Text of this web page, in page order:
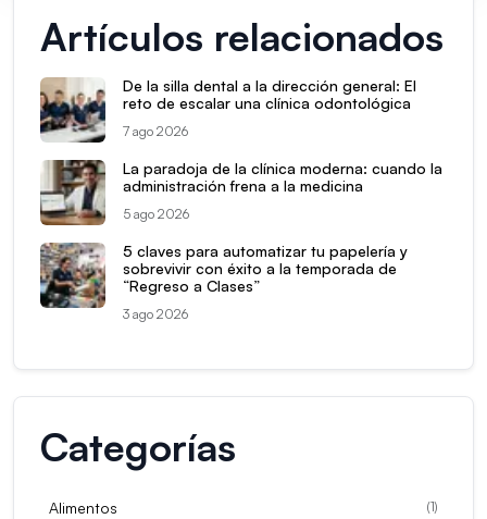
Artículos relacionados
De la silla dental a la dirección general: El
reto de escalar una clínica odontológica
7 ago 2026
La paradoja de la clínica moderna: cuando la
administración frena a la medicina
5 ago 2026
5 claves para automatizar tu papelería y
sobrevivir con éxito a la temporada de
“Regreso a Clases”
3 ago 2026
Categorías
Alimentos (1)